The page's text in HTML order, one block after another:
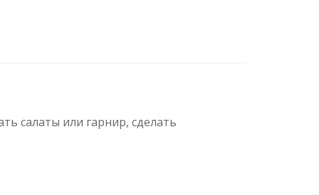
салаты или гарнир, сделать